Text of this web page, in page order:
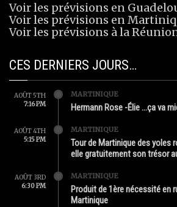
Voir les prévisions en
Voir les prévisions en
Voir les prévisions à la
CES DERNIERS JOURS…
AOÛT 5TH
7:16 PM
MARTINIQUE
Hermann Rose -Élie …ça va
AOÛT 4TH
5:15 PM
MARTINIQUE
Tour de Martinique des yoles
elle gratuitement son trésor
AOÛT 3RD
6:30 PM
MARTINIQUE
Produit de 1ère nécessité en
Martinique